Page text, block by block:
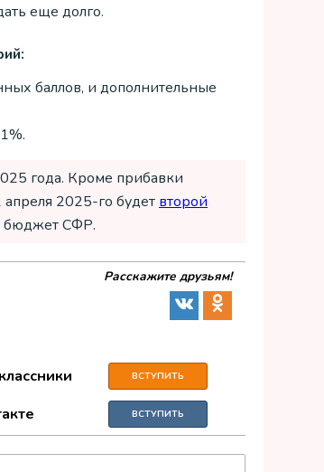
еще долго.
баллов, и дополнительные
года. Кроме прибавки
2025-го будет второй
бюджет СФР.
Расскажите друзьям!
ВСТУПИТЬ
ВСТУПИТЬ